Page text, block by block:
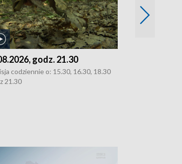
godz. 21.30
codziennie o: 15.30, 16.30, 18.30
21.30